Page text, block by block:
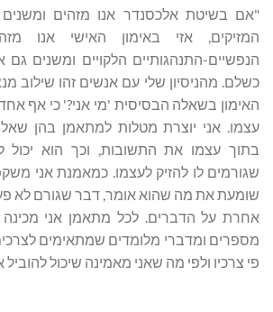
"אם בשיטת אלכסנדר אנו מזהים
המזיקים, אזי באימון האישי אנו
הנפשיים-התנהגותיים הלקויים ומשנים
כשלם. מהניסיון שלי עם אנשים זהו שילוב
האימון בשאלה הבסיסית 'מי אני?' כי אף
עצמו. אני יוצרת מטלות למתאמן בהן
בתוך עצמו את התשובות, וכך הוא יכול
שגורמים לו להזיק לעצמו. כמאמנת אני
שומעת את מה שהוא אומר, דבר שגורם לא
אחרת על הדברים. לכל מתאמן אני
מספרים ומדברי מלומדים שמתאימים
פי צרכיו ולפי מה שאני מאמינה שיכול